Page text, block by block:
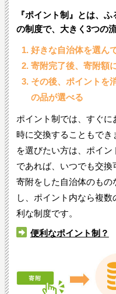
『ポイント制』とは、
の制度で、大きく3つの
好きな自治体を選ん
寄附完了後、寄附額
その後、ポイントを
の品が選べる
ポイント制では、すぐ
時に交換することもで
を選びたい方は、ポイン
であれば、いつでも交換
寄附をした自治体のも
し、ポイント内なら複
利な制度です。
便利なポイント制？